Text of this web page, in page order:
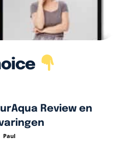
Review en
Paul